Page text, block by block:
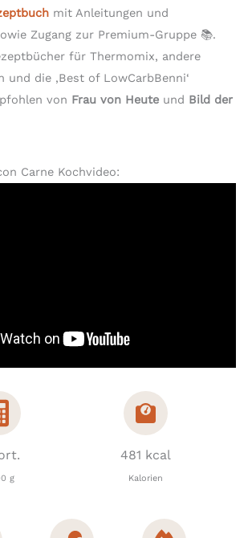
mit Anleitungen und
Zugang zur Premium-Gruppe 📚.
für Thermomix, andere
und die ‚Best of LowCarbBenni‘
von Frau von Heute und Bild der
Carne Kochvideo:
g
481 kcal
Kalorien